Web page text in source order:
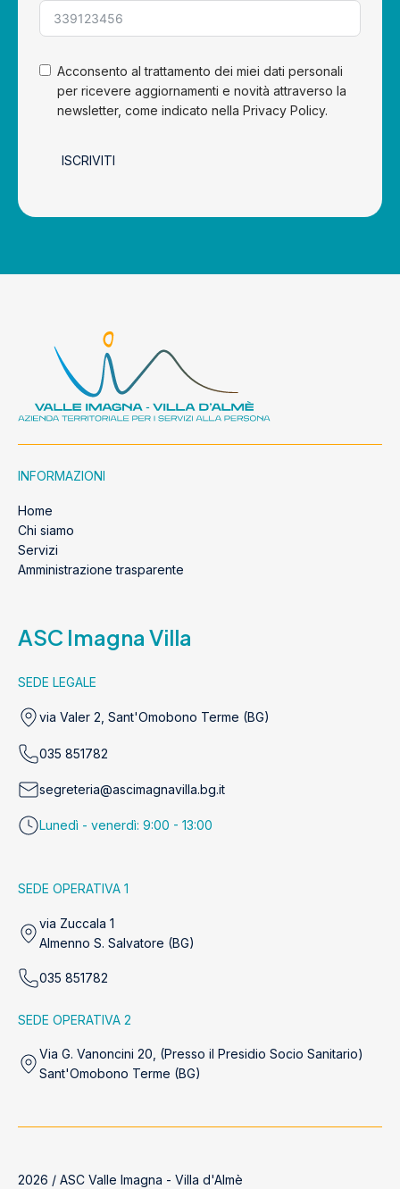
Acconsento al trattamento dei miei dati personali
per ricevere aggiornamenti e novità attraverso la
newsletter, come indicato nella Privacy Policy.
ISCRIVITI
INFORMAZIONI
Home
Chi siamo
Servizi
Amministrazione trasparente
ASC Imagna Villa
SEDE LEGALE
via Valer 2, Sant'Omobono Terme (BG)
035 851782
segreteria@ascimagnavilla.bg.it
Lunedì - venerdì: 9:00 - 13:00
SEDE OPERATIVA 1
via Zuccala 1
Almenno S. Salvatore (BG)
035 851782
SEDE OPERATIVA 2
Via G. Vanoncini 20, (Presso il Presidio Socio Sanitario)
Sant'Omobono Terme (BG)
2026 / ASC Valle Imagna - Villa d'Almè